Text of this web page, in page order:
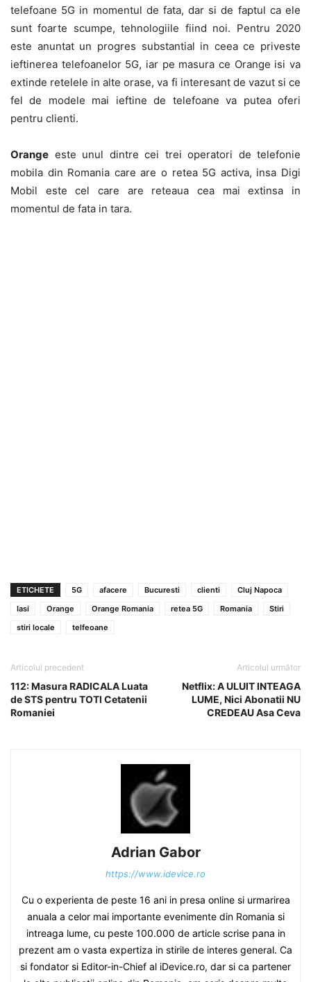
telefoane 5G in momentul de fata, dar si de faptul ca ele
sunt foarte scumpe, tehnologiile fiind noi. Pentru 2020
este anuntat un progres substantial in ceea ce priveste
ieftinerea telefoanelor 5G, iar pe masura ce Orange isi va
extinde retelele in alte orase, va fi interesant de vazut si ce
fel de modele mai ieftine de telefoane va putea oferi
pentru clienti.
Orange este unul dintre cei trei operatori de telefonie
mobila din Romania care are o retea 5G activa, insa Digi
Mobil este cel care are reteaua cea mai extinsa in
momentul de fata in tara.
ETICHETE 5G afacere Bucuresti clienti
Cluj Napoca
Iasi
Orange Orange Romania retea 5G Romania
Stiri
stiri locale
telfeoane
Articolul precedent
112: Masura RADICALA Luata
de STS pentru TOTI Cetatenii
Romaniei
Articolul următor
Netflix: A ULUIT INTEAGA
LUME, Nici Abonatii NU
CREDEAU Asa Ceva
Adrian Gabor
https://www.idevice.ro
Cu o experienta de peste 16 ani in presa online si urmarirea
anuala a celor mai importante evenimente din Romania si
intreaga lume, cu peste 100.000 de article scrise pana in
prezent am o vasta expertiza in stirile de interes general. Ca
si fondator si Editor-in-Chief al iDevice.ro, dar si ca partener